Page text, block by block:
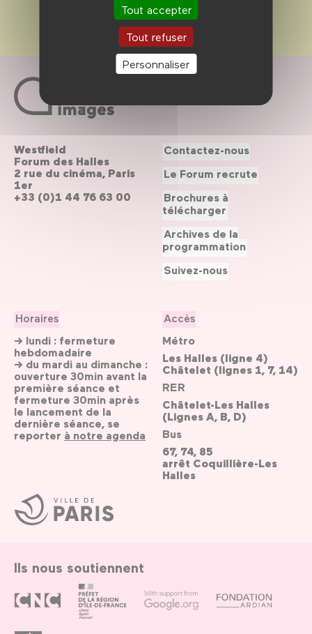
Tout accepter
Tout refuser
Personnaliser
Ville
de
Paris
Westfield
Forum des Halles
2 rue du cinéma, Paris
1er
+33 (0)1 44 76 63 00
Horaires
→ lundi : fermeture
hebdomadaire
→ du mardi au dimanche :
ouverture 30min avant la
première séance et
fermeture 30min après
le lancement de la
dernière séance, se
reporter à notre agenda
Accès
Métro
Les Halles (ligne 4)
Châtelet (lignes 1, 7, 14)
RER
Châtelet-Les Halles
(Lignes A, B, D)
Bus
67, 74, 85
arrêt Coquillière-Les
Halles
Contactez-nous
Le Forum recrute
Brochures à
télécharger
Archives de la
programmation
Suivez-nous
Ils nous soutiennent